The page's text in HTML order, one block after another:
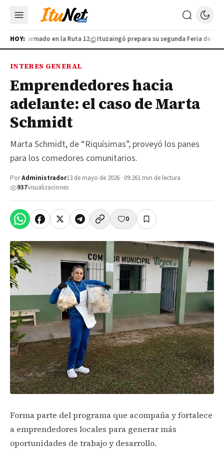
HOY:armado en la Ruta 12 Ituzaingó prepara su segunda Feria de
INTERES GENERAL
Emprendedores hacia
adelante: el caso de Marta
Schmidt
Marta Schmidt, de “Riquísimas”, proveyó los panes
para los comedores comunitarios.
PorAdministrador13 de mayo de 2026 · 09:261 min de lectura
937visualizaciones
0
Forma parte del programa que acompaña y fortalece
a emprendedores locales para generar más
oportunidades de trabajo y desarrollo.